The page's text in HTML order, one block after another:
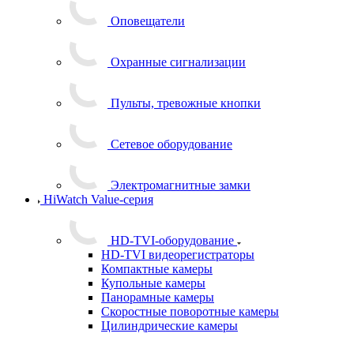
Оповещатели
Охранные сигнализации
Пульты, тревожные кнопки
Сетевое оборудование
Электромагнитные замки
HiWatch Value-серия
HD-TVI-оборудование
HD-TVI видеорегистраторы
Компактные камеры
Купольные камеры
Панорамные камеры
Скоростные поворотные камеры
Цилиндрические камеры